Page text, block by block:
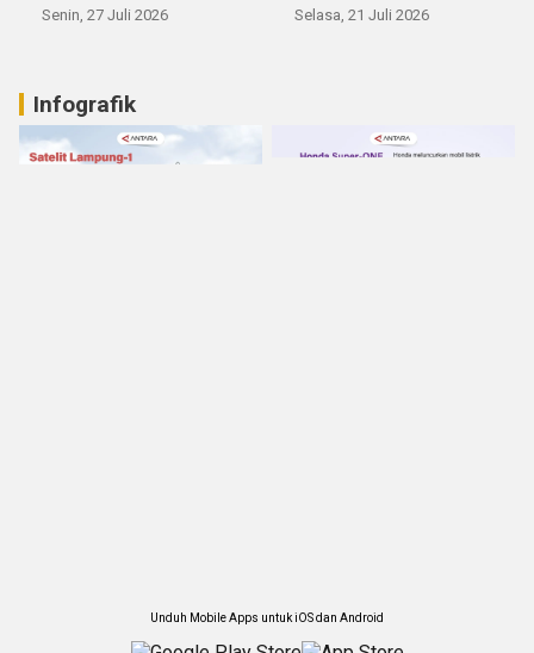
Senin, 27 Juli 2026 Selasa, 21 Juli 2026
Infografik
Unduh Mobile Apps untuk iOS dan Android